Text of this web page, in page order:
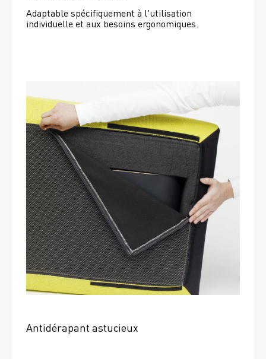
Adaptable spécifiquement à l'utilisation
individuelle et aux besoins ergonomiques.
Antidérapant astucieux